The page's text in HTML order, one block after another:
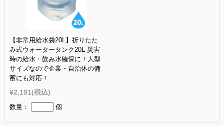
【非常用給水袋20L】折りたた
み式ウォータータンク20L 災害
時の給水・飲み水確保に！大型
サイズなので企業・自治体の備
蓄にも対応！
¥2,191(税込)
数量： 個